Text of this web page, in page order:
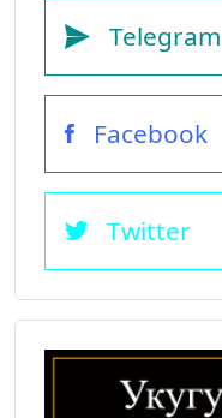
Telegram
Facebook
Twitter